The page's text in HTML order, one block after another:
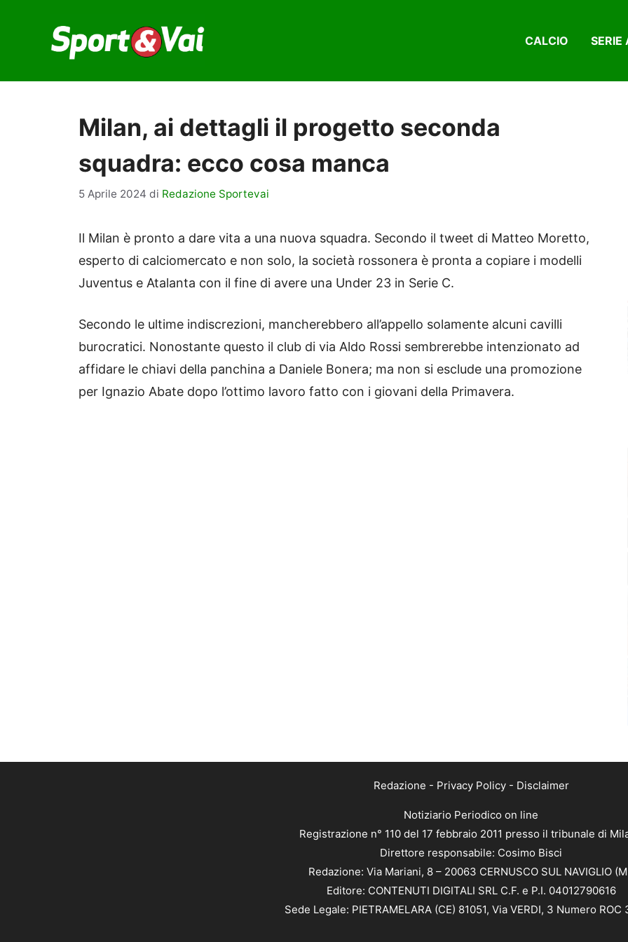
contenuto
CALCIO SERIE
Milan, ai dettagli il progetto seconda
squadra: ecco cosa manca
5 Aprile 2024 di Redazione Sportevai
Il Milan è pronto a dare vita a una nuova squadra. Secondo il tweet di Matteo Moretto,
esperto di calciomercato e non solo, la società rossonera è pronta a copiare i modelli
Juventus e Atalanta con il fine di avere una Under 23 in Serie C.
Secondo le ultime indiscrezioni, mancherebbero all’appello solamente alcuni cavilli
burocratici. Nonostante questo il club di via Aldo Rossi sembrerebbe intenzionato ad
affidare le chiavi della panchina a Daniele Bonera; ma non si esclude una promozione
per Ignazio Abate dopo l’ottimo lavoro fatto con i giovani della Primavera.
Redazione - Privacy Policy- Disclaimer
Notiziario Periodico on line
Registrazione n° 110 del 17 febbraio 2011 presso il tribunale di
Direttore responsabile: Cosimo Bisci
Redazione: Via Mariani, 8 – 20063 CERNUSCO SUL NAVIGLIO
Editore: CONTENUTI DIGITALI SRL C.F. e P.I. 04012790616
Sede Legale: PIETRAMELARA (CE) 81051, Via VERDI, 3 Numero